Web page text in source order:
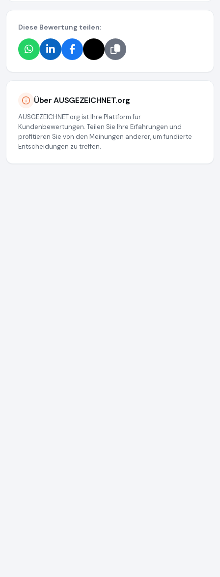
Diese Bewertung teilen:
Über AUSGEZEICHNET.org
AUSGEZEICHNET.org ist Ihre Plattform für
Kundenbewertungen. Teilen Sie Ihre Erfahrungen und
profitieren Sie von den Meinungen anderer, um fundierte
Entscheidungen zu treffen.